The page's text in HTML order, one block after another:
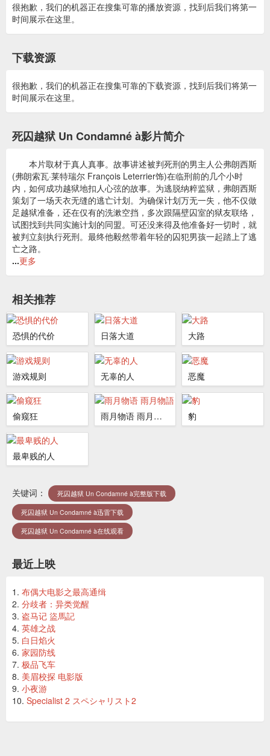
很抱歉，我们的机器正在搜集可靠的播放资源，找到后我们将第一
时间展示在这里。
下载资源
很抱歉，我们的机器正在搜集可靠的下载资源，找到后我们将第一
时间展示在这里。
死囚越狱 Un Condamné à影片简介
本片取材于真人真事。故事讲述被判死刑的男主人公弗朗西斯
(弗朗索瓦·莱特瑞尔 François Leterrier饰)在临刑前的几个小时
内，如何成功越狱地扣人心弦的故事。为逃脱纳粹监狱，弗朗西斯
策划了一场天衣无缝的逃亡计划。为确保计划万无一失，他不仅做
足越狱准备，还在仅有的洗漱空挡，多次跟隔壁囚室的狱友联络，
试图找到共同实施计划的同盟。可还没来得及他准备好一切时，就
被判立刻执行死刑。最终他毅然带着年轻的囚犯男孩一起踏上了逃
亡之路。
...更多
相关推荐
恐惧的代价 日落大道 大路
游戏规则 无辜的人 恶魔
偷窥狂 雨月物语 雨月物語 豹
最卑贱的人
关键词： 死囚越狱 Un Condamné à完整版下载
死囚越狱 Un Condamné à迅雷下载
死囚越狱 Un Condamné à在线观看
最近上映
布偶大电影之最高通缉
分歧者：异类觉醒
盗马记 盜馬記
英雄之战
白日焰火
家园防线
极品飞车
美眉校探 电影版
小夜游
Specialist 2 スペシャリスト2